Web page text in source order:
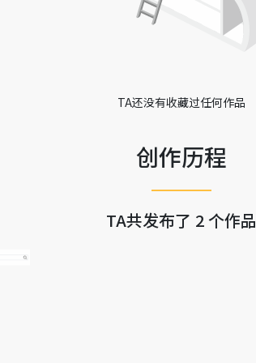
TA还没有收藏过任何作品
创作历程
TA共发布了 2 个作品